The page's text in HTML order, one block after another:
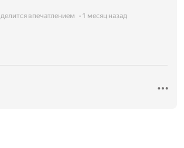
делится впечатлением 1 месяц назад